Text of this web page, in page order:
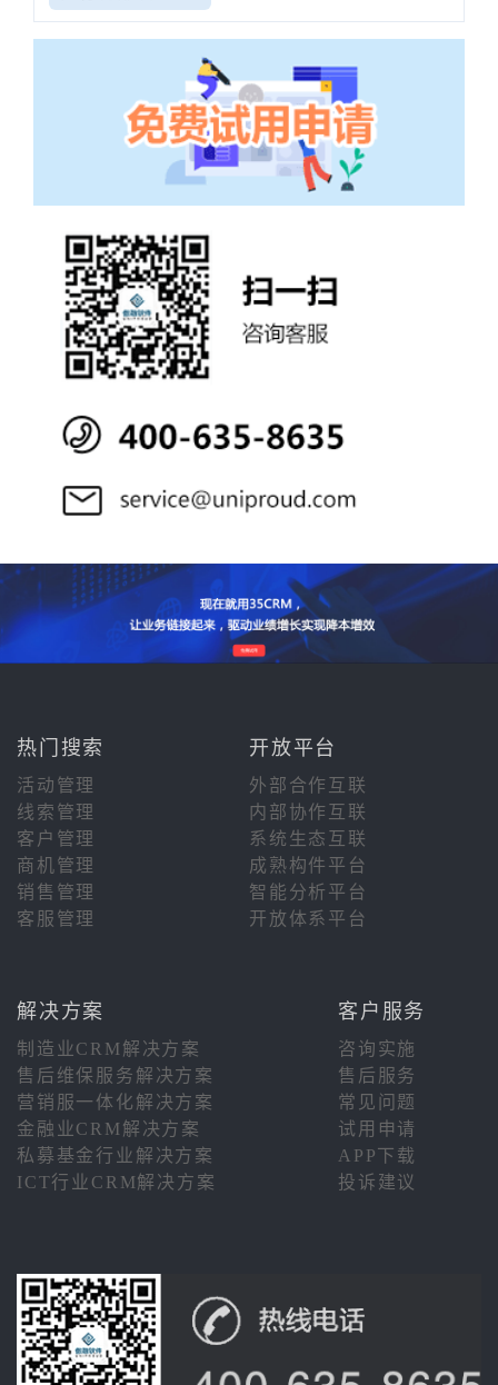
热门搜索 开放平台
活动管理
外部合作互联
线索管理
内部协作互联
客户管理
系统生态互联
商机管理
成熟构件平台
销售管理
智能分析平台
客服管理
开放体系平台
解决方案 客户服务
制造业CRM解决方案
咨询实施
售后维保服务解决方案
售后服务
营销服一体化解决方案
常见问题
金融业CRM解决方案
试用申请
私募基金行业解决方案
APP下载
ICT行业CRM解决方案
投诉建议